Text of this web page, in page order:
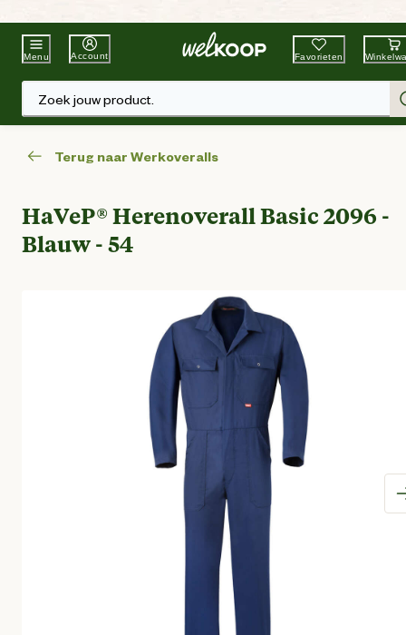
Beste WinkelketenTuin & Dier
Menu Account Favorieten
Zoek jouw product.
Terug naar Werkoveralls
HaVeP® Herenoverall Basic 2096 -
Blauw - 54